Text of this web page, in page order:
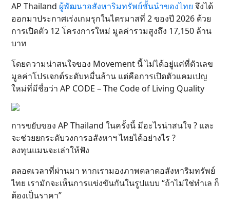
AP Thailand ผู้พัฒนาอสังหาริมทรัพย์ชั้นนำของไทย จึงได้
ออกมาประกาศเร่งเกมรุกในไตรมาสที่ 2 ของปี 2026 ด้วย
การเปิดตัว 12 โครงการใหม่ มูลค่ารวมสูงถึง 17,150 ล้าน
บาท
โดยความน่าสนใจของ Movement นี้ ไม่ได้อยู่แค่ที่ตัวเลข
มูลค่าโปรเจกต์ระดับหมื่นล้าน แต่คือการเปิดตัวแคมเปญ
ใหม่ที่มีชื่อว่า AP CODE – The Code of Living Quality
การขยับของ AP Thailand ในครั้งนี้ มีอะไรน่าสนใจ ? และ
จะช่วยยกระดับวงการอสังหาฯ ไทยได้อย่างไร ?
ลงทุนแมนจะเล่าให้ฟัง
ตลอดเวลาที่ผ่านมา หากเรามองภาพตลาดอสังหาริมทรัพย์
ไทย เรามักจะเห็นการแข่งขันกันในรูปแบบ “ถ้าไม่ใช่ทำเล ก็
ต้องเป็นราคา”